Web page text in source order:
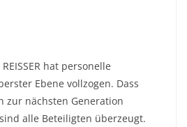
hat personelle
Ebene vollzogen. Dass
zur nächsten Generation
alle Beteiligten überzeugt.